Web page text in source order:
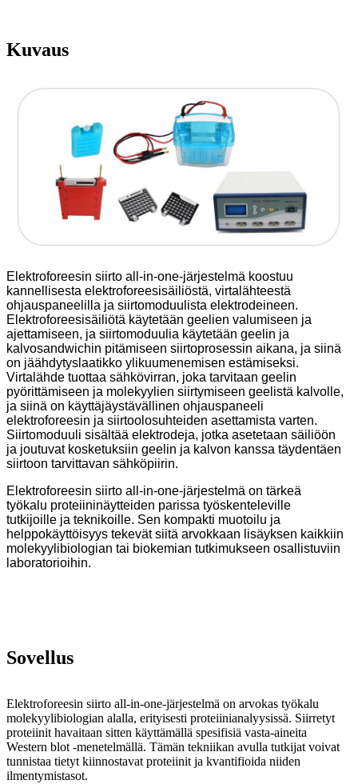
Kuvaus
Elektroforeesin siirto all-in-one-järjestelmä koostuu
kannellisesta elektroforeesisäiliöstä, virtalähteestä
ohjauspaneelilla ja siirtomoduulista elektrodeineen.
Elektroforeesisäiliötä käytetään geelien valumiseen ja
ajettamiseen, ja siirtomoduulia käytetään geelin ja
kalvosandwichin pitämiseen siirtoprosessin aikana, ja siinä
on jäähdytyslaatikko ylikuumenemisen estämiseksi.
Virtalähde tuottaa sähkövirran, joka tarvitaan geelin
pyörittämiseen ja molekyylien siirtymiseen geelistä kalvolle,
ja siinä on käyttäjäystävällinen ohjauspaneeli
elektroforeesin ja siirtoolosuhteiden asettamista varten.
Siirtomoduuli sisältää elektrodeja, jotka asetetaan säiliöön
ja joutuvat kosketuksiin geelin ja kalvon kanssa täydentäen
siirtoon tarvittavan sähköpiirin.
Elektroforeesin siirto all-in-one-järjestelmä on tärkeä
työkalu proteiininäytteiden parissa työskenteleville
tutkijoille ja teknikoille. Sen kompakti muotoilu ja
helppokäyttöisyys tekevät siitä arvokkaan lisäyksen kaikkiin
molekyylibiologian tai biokemian tutkimukseen osallistuviin
laboratorioihin.
Sovellus
Elektroforeesin siirto all-in-one-järjestelmä on arvokas työkalu
molekyylibiologian alalla, erityisesti proteiinianalyysissä. Siirretyt
proteiinit havaitaan sitten käyttämällä spesifisiä vasta-aineita
Western blot -menetelmällä. Tämän tekniikan avulla tutkijat voivat
tunnistaa tietyt kiinnostavat proteiinit ja kvantifioida niiden
ilmentymistasot.